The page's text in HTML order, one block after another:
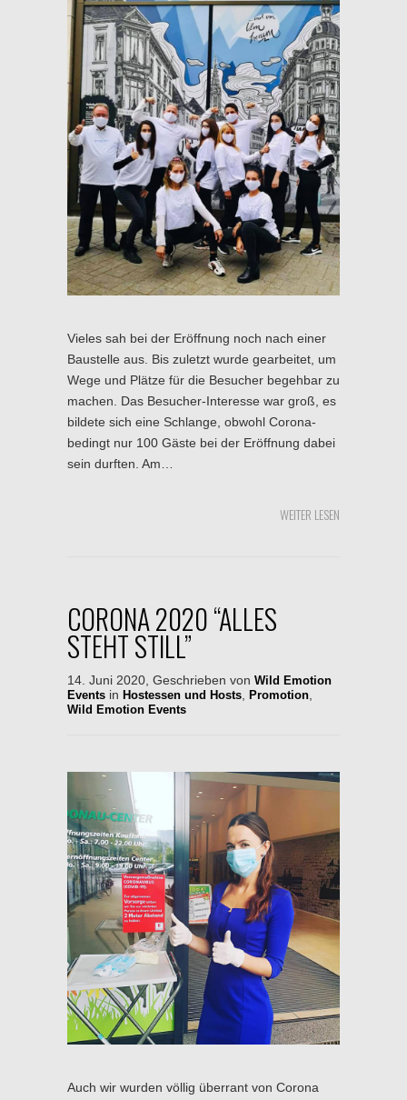
Vieles sah bei der Eröffnung noch nach einer
Baustelle aus. Bis zuletzt wurde gearbeitet, um
Wege und Plätze für die Besucher begehbar zu
machen. Das Besucher-Interesse war groß, es
bildete sich eine Schlange, obwohl Corona-
bedingt nur 100 Gäste bei der Eröffnung dabei
sein durften. Am…
WEITER LESEN
CORONA 2020 “ALLES
STEHT STILL”
14. Juni 2020, Geschrieben von Wild Emotion
Events in Hostessen und Hosts Promotion
Wild Emotion Events
Auch wir wurden völlig überrant von Corona